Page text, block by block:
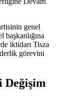
genel
iktidarı Tisza
görevini
Değişim